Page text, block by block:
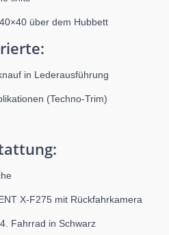
über dem Hubbett
in Lederausführung
(Techno-Trim)
X-F275 mit Rückfahrkamera
Fahrrad in Schwarz